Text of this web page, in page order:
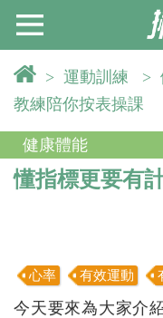
> 運動訓練 >
教練陪你按表操課
健康體能
懂指標更要有
心率 有效運動
今天要來為大家介